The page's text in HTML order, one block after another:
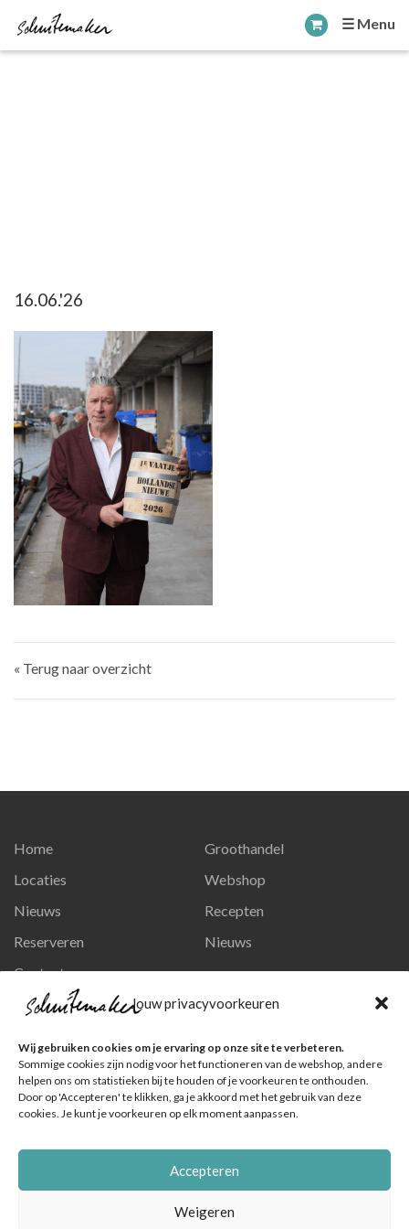
Jouw privacyvoorkeuren
Wij gebruiken cookies om je ervaring op onze site te verbeteren.
Sommige cookies zijn nodig voor het functioneren van de webshop, andere
helpen ons om statistieken bij te houden of je voorkeuren te onthouden.
Door op 'Accepteren' te klikken, ga je akkoord met het gebruik van deze
cookies. Je kunt je voorkeuren op elk moment aanpassen.
Accepteren
Weigeren
☰ Menu
16.06.'26
« Terug naar overzicht
Home
Locaties
Nieuws
Reserveren
Contact
Privacy en persoonsgegevens
Groothandel
Webshop
Recepten
Nieuws
Ga naar onze pagina
Volg ons op Instagram
Ga naar onze pagina